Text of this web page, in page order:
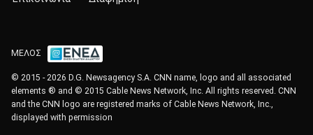
ΜΕΛΟΣ
© 2015 - 2026 D.G. Newsagency S.A. CNN name, logo and all associated
elements ® and © 2015 Cable News Network, Inc. All rights reserved. CNN
and the CNN logo are registered marks of Cable News Network, Inc.,
displayed with permission